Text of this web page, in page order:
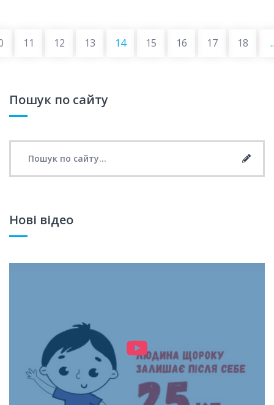
страницы
11 12 13 14 15 16 17 18
Пошук по сайту
Нові відео